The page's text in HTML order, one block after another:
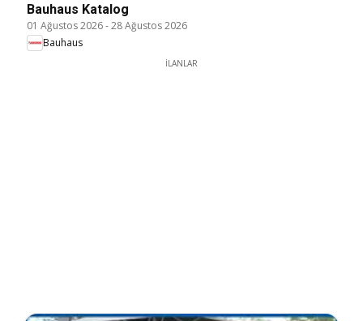
Bauhaus Katalog
01 Ağustos 2026-28 Ağustos 2026
Bauhaus
İLANLAR